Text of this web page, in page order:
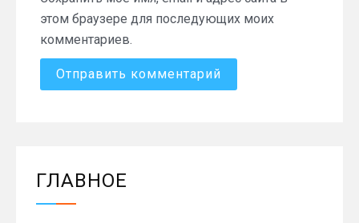
этом браузере для последующих моих
комментариев.
ГЛАВНОЕ